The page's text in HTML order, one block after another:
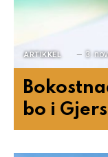
ARTIKKEL 3.
bo i